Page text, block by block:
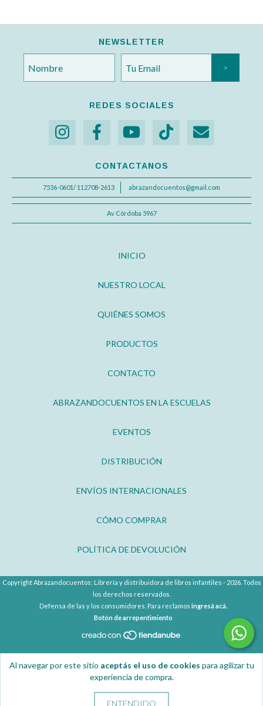
Al navegar por este sitio aceptás el uso de cookies para agilizar tu
experiencia de compra.
ENTENDIDO
NEWSLETTER
REDES SOCIALES
CONTACTANOS
7536-0601/ 112708-2613 abrazandocuentos@gmail.com
Av Córdoba 5967
INICIO
NUESTRO LOCAL
QUIÉNES SOMOS
PRODUCTOS
CONTACTO
ABRAZANDOCUENTOS EN LA ESCUELAS
EVENTOS
DISTRIBUCIÓN
ENVÍOS INTERNACIONALES
CÓMO COMPRAR
POLÍTICA DE DEVOLUCIÓN
Copyright Abrazandocuentos: Librería y distribuidora de libros infantiles - 2026. Todos
los derechos reservados.
Defensa de las y los consumidores. Para reclamos ingresá acá.
Botón de arrepentimiento